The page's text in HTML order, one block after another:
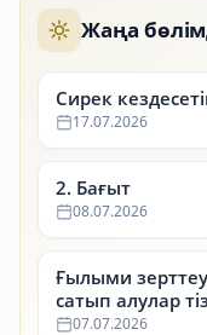
Жаңа
Сирек
17.07.2026
2. Бағыт
08.07.2026
Ғылыми
сатып алулар
07.07.2026